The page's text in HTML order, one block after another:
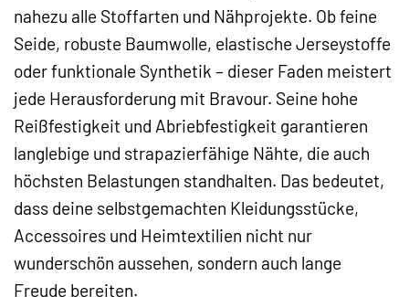
nahezu alle Stoffarten und Nähprojekte. Ob feine
Seide, robuste Baumwolle, elastische Jerseystoffe
oder funktionale Synthetik – dieser Faden meistert
jede Herausforderung mit Bravour. Seine hohe
Reißfestigkeit und Abriebfestigkeit garantieren
langlebige und strapazierfähige Nähte, die auch
höchsten Belastungen standhalten. Das bedeutet,
dass deine selbstgemachten Kleidungsstücke,
Accessoires und Heimtextilien nicht nur
wunderschön aussehen, sondern auch lange
Freude bereiten.